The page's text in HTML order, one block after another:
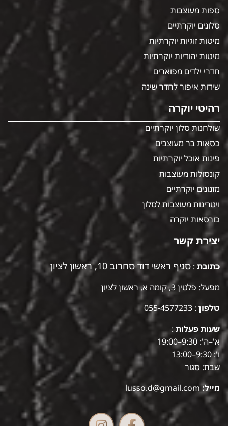
ספות מעוצבות
סלונים יוקרתיים
מיטות זוגיות יוקרתיות
מיטות יהודיות יוקרתיות
חדרי ילדים מפוארים
שידות איפור לחדר שינה
רהיטי יוקרה
שולחנות סלון יוקרתיים
כסאות בר מעוצבים
פינות אוכל יוקרתיות
קונסולות מעוצבות
מזנונים יוקרתיים
ויטרינות מעוצבות לסלון
כורסאות יוקרה
יצירת קשר
כתובת :סניף ראשי דוד סחרוב 10, ראשון לציון
מפעל: פלטין 3, קומה א, ראשון לציון
טלפון :
055-4577233
שעות פעלות:
א'–ה': 9:30–19:00
ו': 9:30–13:00
שבת: סגור
מייל:lusso.d@gmail.com